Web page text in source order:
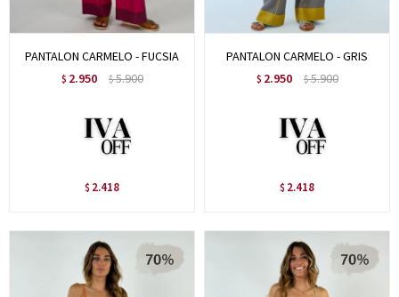
PANTALON CARMELO - FUCSIA
$ 2.950 $5.900
$ 2.418
PANTALON CARMELO - GRIS
$ 2.950 $5.900
$ 2.418